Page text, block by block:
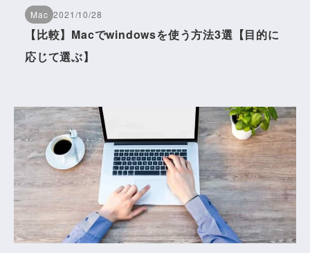
Mac 2021/10/28
【比較】Macでwindowsを使う方法3選【目的に
応じて選ぶ】